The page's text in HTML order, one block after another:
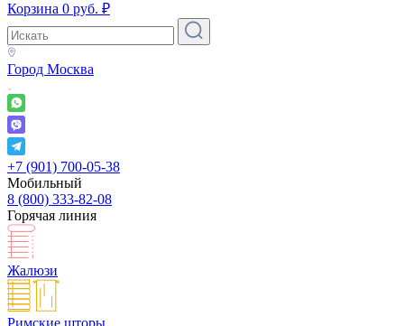
Корзина 0 руб. ₽
Город Москва
+7 (901) 700-05-38
Мобильный
8 (800) 333-82-08
Горячая линия
Жалюзи
Римские шторы